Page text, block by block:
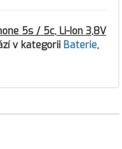
5s / 5c, Li-Ion 3,8V
v kategorii Baterie,